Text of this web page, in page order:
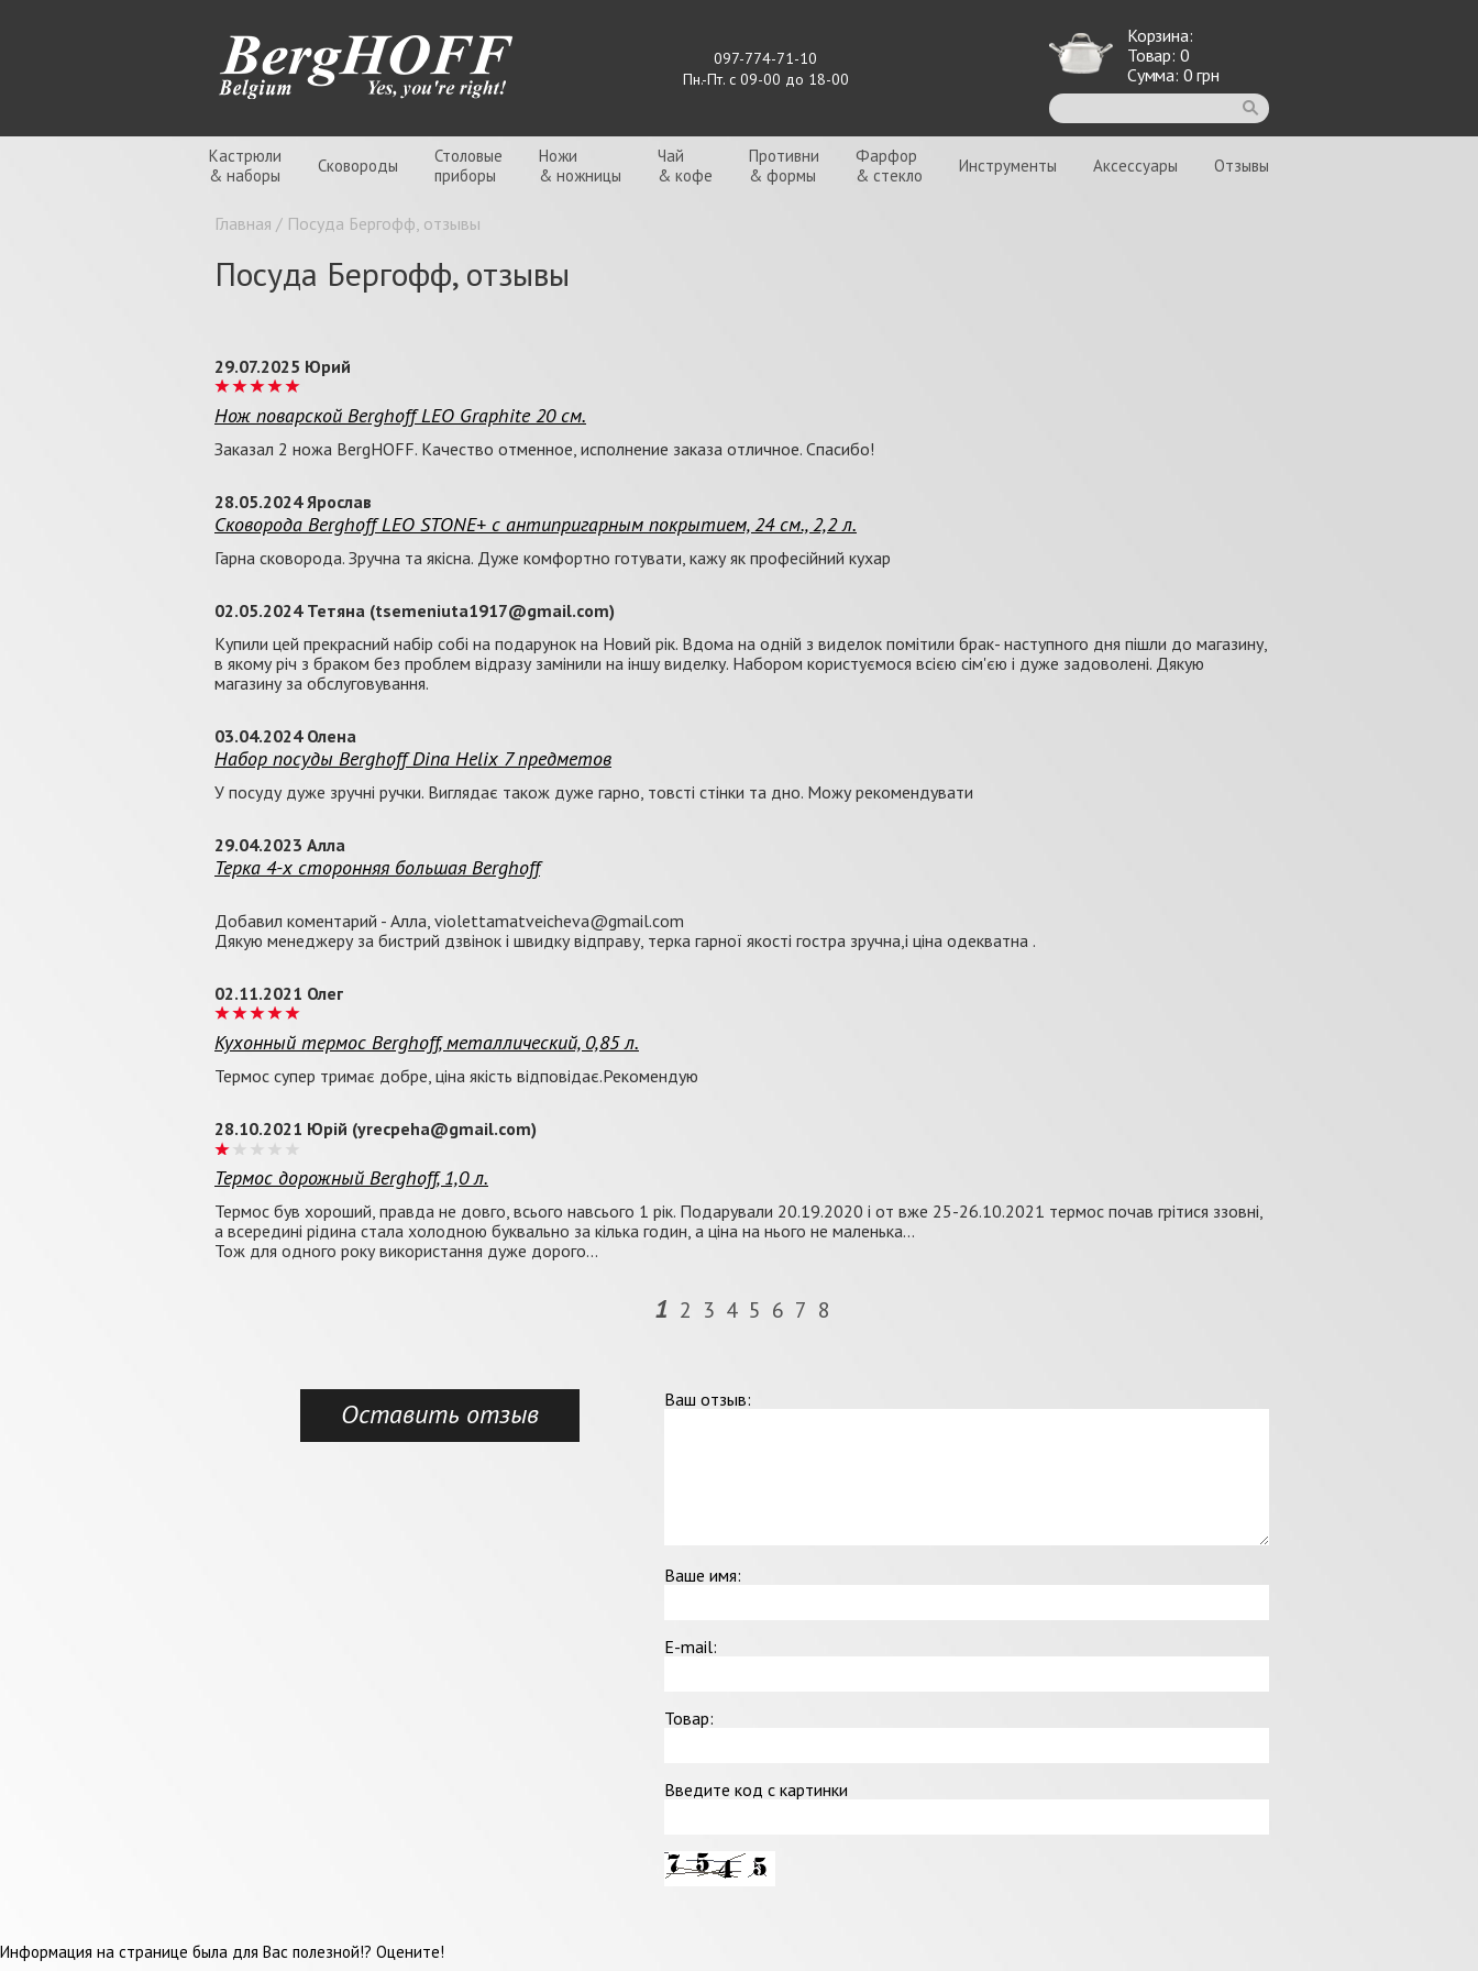
097-774-71-10
Пн.-Пт. с 09-00 до 18-00
Корзина:
Товар: 0
Сумма: 0 грн
Кастрюли
& наборы
Сковороды
Столовые
приборы
Ножи
& ножницы
Чай
& кофе
Противни
& формы
Фарфор
& стекло
Инструменты Аксессуары Отзывы
Главная / Посуда Бергофф, отзывы
Посуда Бергофф, отзывы
29.07.2025 Юрий
Нож поварской Berghoff LEO Graphite 20 см.
Заказал 2 ножа BergHOFF. Качество отменное, исполнение заказа отличное. Спасибо!
28.05.2024 Ярослав
Сковорода Berghoff LEO STONE+ с антипригарным покрытием, 24 см., 2,2 л.
Гарна сковорода. Зручна та якісна. Дуже комфортно готувати, кажу як професійний кухар
02.05.2024 Тетяна (tsemeniuta1917@gmail.com)
Купили цей прекрасний набір собі на подарунок на Новий рік. Вдома на одній з виделок помітили брак- наступного дня пішли до магазину,
в якому річ з браком без проблем відразу замінили на іншу виделку. Набором користуємося всією сім'єю і дуже задоволені. Дякую
магазину за обслуговування.
03.04.2024 Олена
Набор посуды Berghoff Dina Helix 7 предметов
У посуду дуже зручні ручки. Виглядає також дуже гарно, товсті стінки та дно. Можу рекомендувати
29.04.2023 Алла
Терка 4-х сторонняя большая Berghoff
Добавил коментарий - Алла, violettamatveicheva@gmail.com
Дякую менеджеру за бистрий дзвінок і швидку відправу, терка гарної якості гостра зручна,і ціна одекватна .
02.11.2021 Олег
Кухонный термос Berghoff, металлический, 0,85 л.
Термос супер тримає добре, ціна якість відповідає.Рекомендую
28.10.2021 Юрій (yrecpeha@gmail.com)
Термос дорожный Berghoff, 1,0 л.
Термос був хороший, правда не довго, всього навсього 1 рік. Подарували 20.19.2020 і от вже 25-26.10.2021 термос почав грітися ззовні,
а всередині рідина стала холодною буквально за кілька годин, а ціна на нього не маленька...
Тож для одного року використання дуже дорого...
1 2 3 4 5 6 7 8
Ваш отзыв:
Ваше имя:
E-mail:
Товар:
Введите код с картинки
Оставить отзыв
Информация на странице была для Вас полезной!? Оцените!